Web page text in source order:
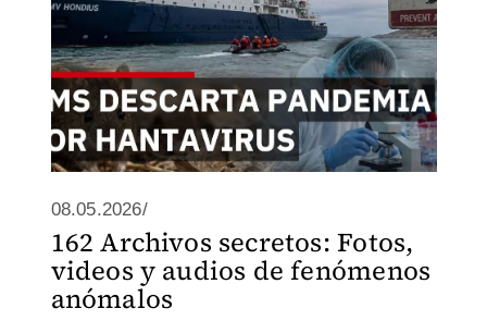
08.05.2026/
162 Archivos secretos: Fotos,
videos y audios de fenómenos
anómalos